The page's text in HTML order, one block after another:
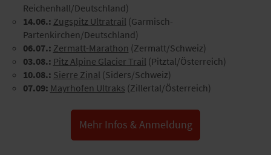
Reichenhall/Deutschland)
14.06.: Zugspitz Ultratrail (Garmisch-
Partenkirchen/Deutschland)
06.07.: Zermatt-Marathon (Zermatt/Schweiz)
03.08.: Pitz Alpine Glacier Trail (Pitztal/Österreich)
10.08.: Sierre Zinal (Siders/Schweiz)
07.09: Mayrhofen Ultraks (Zillertal/Österreich)
Mehr Infos & Anmeldung